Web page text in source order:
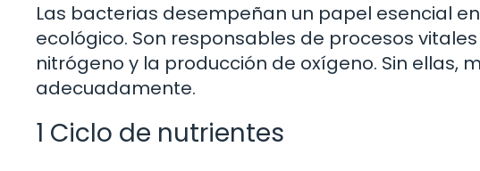
Las bacterias desempeñan un papel esencial
ecológico. Son responsables de procesos
nitrógeno y la producción de oxígeno. Sin ellas,
adecuadamente.
1 Ciclo de nutrientes